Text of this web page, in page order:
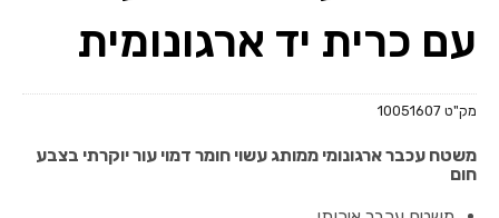
עם כרית יד ארגונומית
מק"ט 10051607
משטח עכבר ארגונומי ממותג עשוי חומר דמוי עור יוקרתי בצבע
חום